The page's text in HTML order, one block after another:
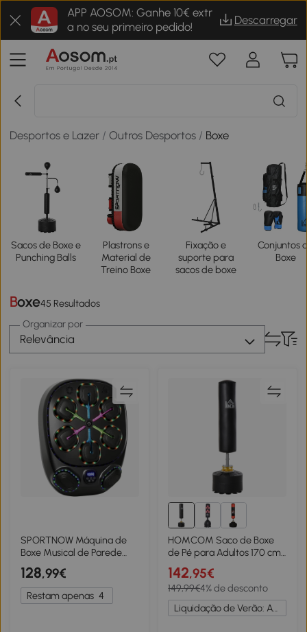
APP AOSOM: Ganhe 10€ extr
a no seu primeiro pedido!
Descarregar
Desportos e Lazer /Outros Desportos / Boxe
Sacos de Boxe e
Punching Balls
Plastrons e
Material de
Treino Boxe
Fixação e
suporte para
sacos de boxe
Conjuntos
Boxe
Boxe45 Resultados
Organizar por
Relevância
SPORTNOW Máquina de
Boxe Musical de Parede
com 9 Modos Luzes LED e
Conexão Bluetooth 61x48x11
cm Preto
128,99€
Restam apenas 4
HOMCOM Saco de Boxe
de Pé para Adultos 170 cm
Altura Ajustável em 3 Níveis
Punching Ball com Base
Preenchível Ø50x 170 cm
Preto
142,95€
149,99€4% de desconto
Liquidação de Verão: Até -20%